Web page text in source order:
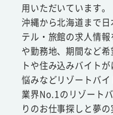
用いただいています。
沖縄から北海道まで
テル・旅館の求人情
や勤務地、期間など
トや住み込みバイト
悩みなどリゾートバイ
業界No.1のリゾート
りのお仕事探しと夢の